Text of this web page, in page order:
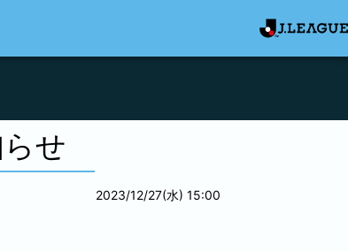
せ
2023/12/27(水) 15:00